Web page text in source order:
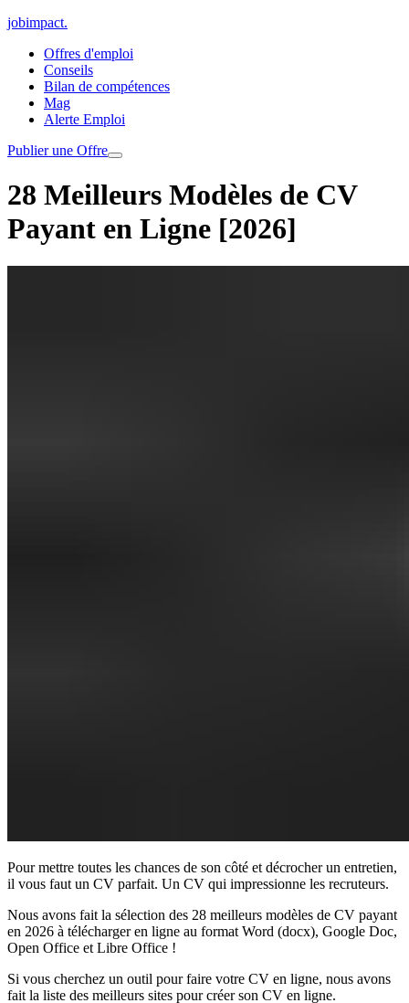
jobimpact.
Offres d'emploi
Conseils
Bilan de compétences
Mag
Alerte Emploi
Publier une Offre
28 Meilleurs Modèles de CV
Payant en Ligne [2026]
Pour mettre toutes les chances de son côté et décrocher un entretien,
il vous faut un CV parfait. Un CV qui impressionne les recruteurs.
Nous avons fait la sélection des 28 meilleurs modèles de CV payant
en 2026 à télécharger en ligne au format Word (docx), Google Doc,
Open Office et Libre Office !
Si vous cherchez un outil pour faire votre CV en ligne, nous avons
fait la liste des meilleurs sites pour créer son CV en ligne.